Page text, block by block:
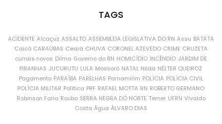
TAGS
ACIDENTE Alcaçuz ASSALTO ASSEMBLEIA LEGISLATIVA DO RN Assu BATATA
Caicó CARAÚBAS Ceará CHUVA CORONEL AZEVEDO CRIME CRUZETA
currais novos Dilma Governo do RN HOMICÍDIO INCÊNDIO JARDIM DE
PIRANHAS JUCURUTU LULA Mossoró NATAL Nilda NÉLTER QUEIROZ
Pagamento PARAÍBA PARELHAS Parnamirim POLÍCIA POLÍCIA CIVIL
POLÍCIA MILITAR Política PRF RAFAEL MOTTA RN ROBERTO GERMANO
Robinson Faria Roubo SERRA NEGRA DO NORTE Temer UFRN Vivaldo
Costa Água ÁLVARO DIAS